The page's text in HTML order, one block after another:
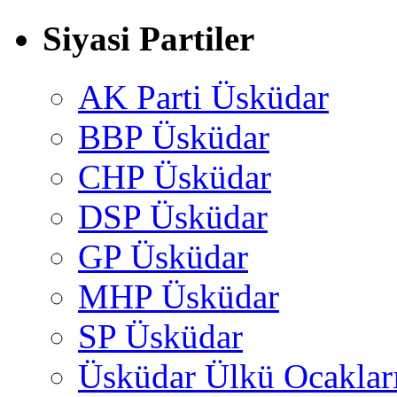
Siyasi Partiler
AK Parti Üsküdar
BBP Üsküdar
CHP Üsküdar
DSP Üsküdar
GP Üsküdar
MHP Üsküdar
SP Üsküdar
Üsküdar Ülkü